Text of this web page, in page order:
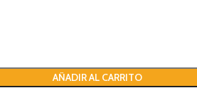
AÑADIR AL CARRITO